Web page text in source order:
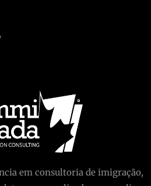
em consultoria de imigração,